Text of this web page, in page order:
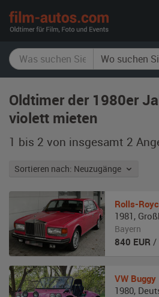
Oldtimer der 1980er
violett mieten
1 bis 2 von insgesamt 2
Sortieren nach: Neuzugänge
Rolls-
1981 ,
Bayern
840 EUR /
VW Buggy
1980,